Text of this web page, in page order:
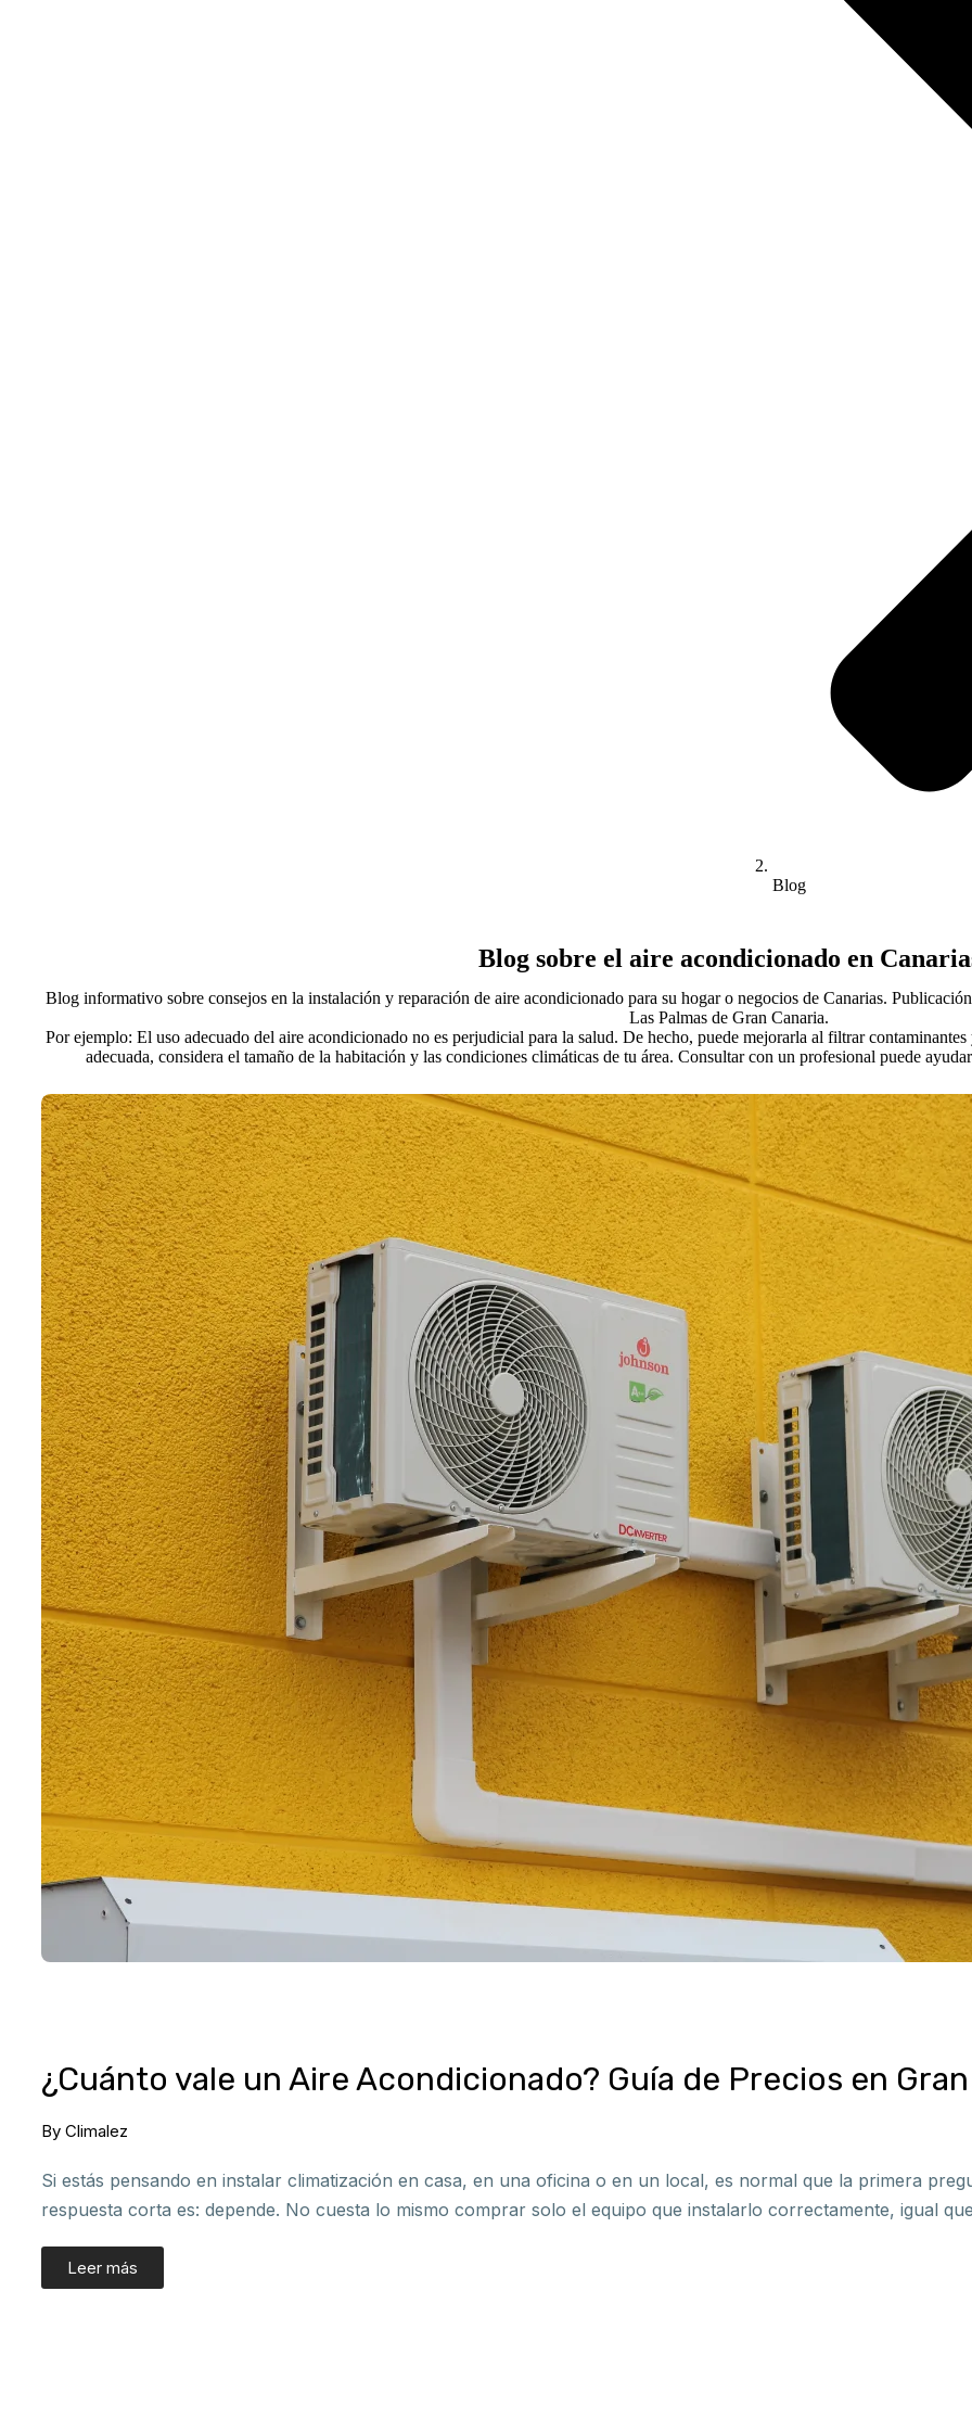
Blog
Blog sobre el aire acondicionado en
Blog informativo sobre consejos en la instalación y reparación de aire acondicionado para su hogar o negocios de Canarias.
Las Palmas de Gran Canaria.
Por ejemplo: El uso adecuado del aire acondicionado no es perjudicial para la salud. De hecho, puede mejorarla al filtrar
adecuada, considera el tamaño de la habitación y las condiciones climáticas de tu área. Consultar con un profesional puede
¿Cuánto vale un Aire Acondicionado? Guía de Precios en
By Climalez
Si estás pensando en instalar climatización en casa, en una oficina o en un local, es normal que la primera
respuesta corta es: depende. No cuesta lo mismo comprar solo el equipo que instalarlo correctamente, igual
Leer más